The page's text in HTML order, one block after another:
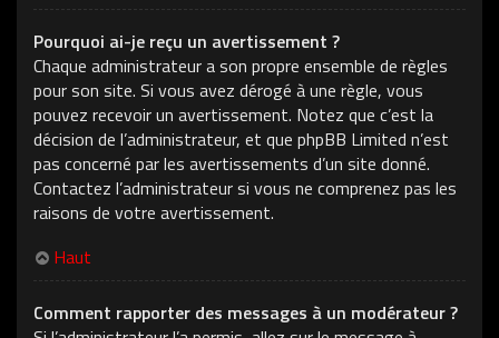
Pourquoi ai-je reçu un avertissement ?
Chaque administrateur a son propre ensemble de règles
pour son site. Si vous avez dérogé à une règle, vous
pouvez recevoir un avertissement. Notez que c’est la
décision de l’administrateur, et que phpBB Limited n’est
pas concerné par les avertissements d’un site donné.
Contactez l’administrateur si vous ne comprenez pas les
raisons de votre avertissement.
Haut
Comment rapporter des messages à un modérateur ?